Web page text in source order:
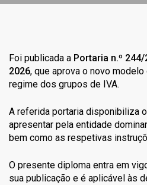
Foi publicada a Portaria n.º
2026, que aprova o novo
regime dos grupos de IVA.
A referida portaria disponibiliza
apresentar pela entidade
bem como as respetivas
O presente diploma entra em
sua publicação e é aplicável às